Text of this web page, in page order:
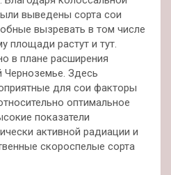
выведены сорта сои
вызревать в том числе
площади растут и тут.
в плане расширения
Черноземье. Здесь
для сои факторы
оптимальное
показатели
активной радиации и
скороспелые сорта